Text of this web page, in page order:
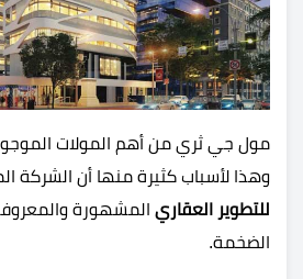
وهذا لأسباب كثيرة منها أن الشركة
للتطوير العقاري المشهورة
الضخمة.